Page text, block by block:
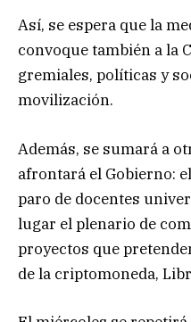
Así, se espera que la
convoque también a la
gremiales, políticas y
movilización.
Además, se sumará a
afrontará el Gobierno:
paro de docentes
lugar el plenario de
proyectos que
de la criptomoneda,